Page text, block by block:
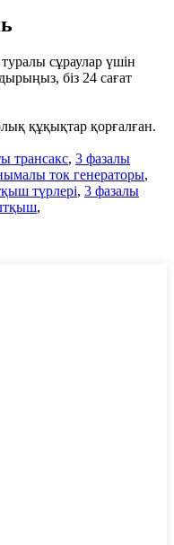
туралы сұраулар үшін
біз 24 сағат
құқықтар қорғалған.
трансакс, 3 фазалы
ток генераторы,
түрлері, 3 фазалы
,